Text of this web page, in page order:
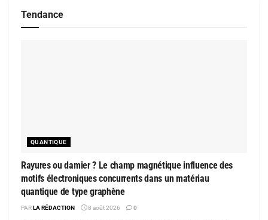
Tendance
QUANTIQUE
Rayures ou damier ? Le champ magnétique influence des
motifs électroniques concurrents dans un matériau
quantique de type graphène
PARLA RÉDACTION 8 août 2026 0